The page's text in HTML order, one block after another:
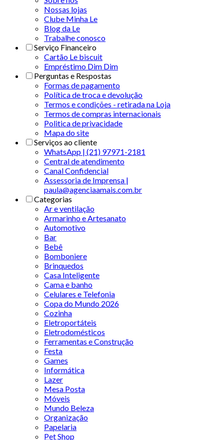
Nossas lojas
Clube Minha Le
Blog da Le
Trabalhe conosco
Serviço Financeiro
Cartão Le biscuit
Empréstimo Dim Dim
Perguntas e Respostas
Formas de pagamento
Política de troca e devolução
Termos e condições - retirada na Loja
Termos de compras internacionais
Politica de privacidade
Mapa do site
Serviços ao cliente
WhatsApp | (21) 97971-2181
Central de atendimento
Canal Confidencial
Assessoria de Imprensa |
paula@agenciaamais.com.br
Categorias
Ar e ventilação
Armarinho e Artesanato
Automotivo
Bar
Bebê
Bomboniere
Brinquedos
Casa Inteligente
Cama e banho
Celulares e Telefonia
Copa do Mundo 2026
Cozinha
Eletroportáteis
Eletrodomésticos
Ferramentas e Construção
Festa
Games
Informática
Lazer
Mesa Posta
Móveis
Mundo Beleza
Organização
Papelaria
Pet Shop